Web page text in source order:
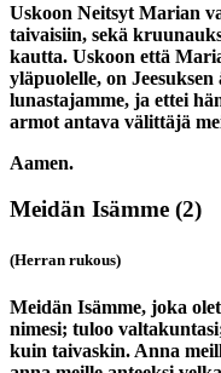
Uskoon Neitsyt Marian
taivaisiin, sekä
kautta. Uskoon että
yläpuolelle, on
lunastajamme, ja ettei
armot antava välittäjä
Aamen.
Meidän Isämme (2)
(Herran rukous)
Meidän Isämme, joka
nimesi; tuloo
kuin taivaskin. Anna